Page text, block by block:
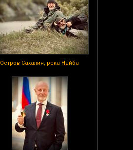
Остров Сахалин, река Найба